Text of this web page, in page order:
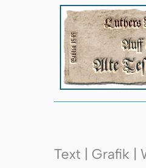
Text | Grafik |